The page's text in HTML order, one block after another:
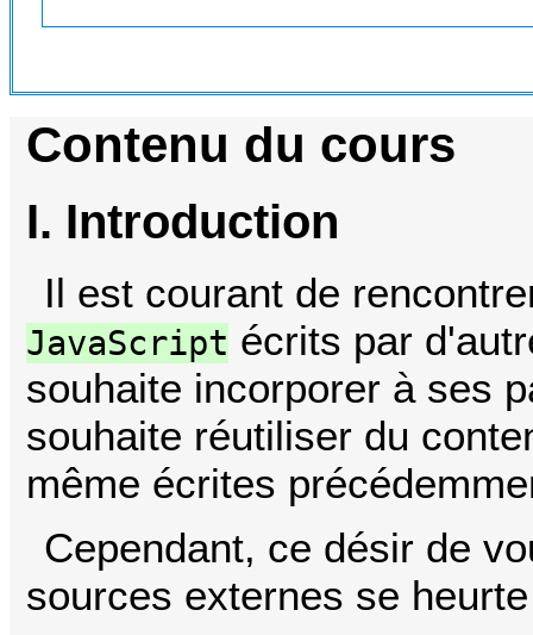
Contenu du cours
I. Introduction
Il est courant de
JavaScript écrits par
souhaite incorporer à ses
souhaite réutiliser du
même écrites
Cependant, ce désir de
sources externes se